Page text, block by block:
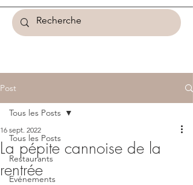
Post
Tous les Posts
Restaurants
Evénements
Tous les Posts
La pépite cannoise de la
rentrée
16 sept. 2022